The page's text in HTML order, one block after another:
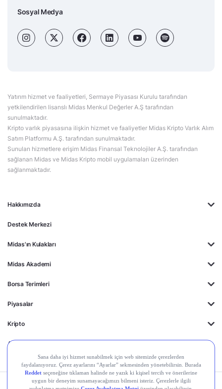
Hakkımızda
Destek Merkezi
Midas'ın Kulakları
Midas Akademi
Borsa Terimleri
Piyasalar
Kripto
Ayrıcalıklar
Sosyal Medya
Yatırım hizmet ve faaliyetleri, Sermaye Piyasası Kurulu tarafından
yetkilendirilen lisanslı Midas Menkul Değerler A.Ş tarafından
sunulmaktadır.
Kripto varlık piyasasına ilişkin hizmet ve faaliyetler Midas Kripto Varlık Alım
Satım Platformu A.Ş. tarafından sunulmaktadır.
Sunulan hizmetlere erişim Midas Finansal Teknolojiler A.Ş. tarafından
sağlanan Midas ve Midas Kripto mobil uygulamaları üzerinden
sağlanmaktadır.